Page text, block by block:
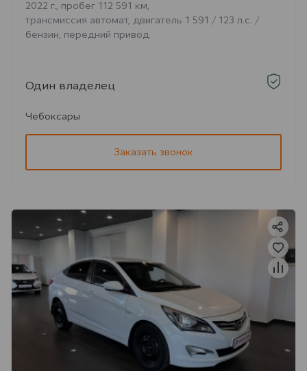
2022 г., пробег 112 591 км,
трансмиссия автомат, двигатель 1 591 / 123 л.с. /
бензин, передний привод
Один владелец
Чебоксары
Заказать звонок